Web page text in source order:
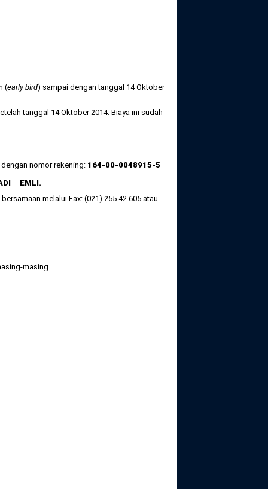
(early bird) sampai dengan tanggal 14 Oktober
tanggal 14 Oktober 2014. Biaya ini sudah
dengan nomor rekening: 164-00-0048915-5
– EMLI.
melalui Fax: (021) 255 42 605 atau
masing.